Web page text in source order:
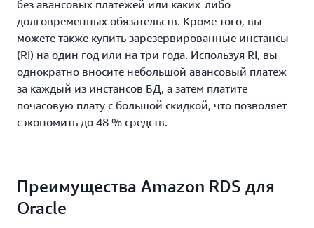
без авансовых платежей или каких‑либо
долговременных обязательств. Кроме того, вы
можете также купить зарезервированные инстансы
(RI) на один год или на три года. Используя RI, вы
однократно вносите небольшой авансовый платеж
за каждый из инстансов БД, а затем платите
почасовую плату с большой скидкой, что позволяет
сэкономить до 48 % средств.
Преимущества Amazon RDS для
Oracle